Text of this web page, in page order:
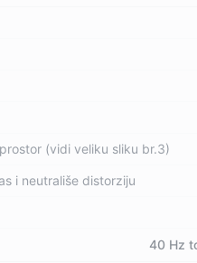
(vidi veliku sliku br.3)
i neutrališe distorziju
40 Hz